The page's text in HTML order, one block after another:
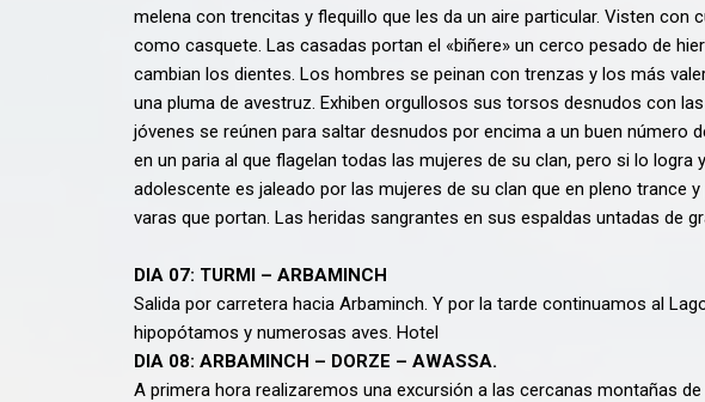
melena con trencitas y flequillo que les da un aire particular. Visten
como casquete. Las casadas portan el «biñere» un cerco pesado de
cambian los dientes. Los hombres se peinan con trenzas y los más
una pluma de avestruz. Exhiben orgullosos sus torsos desnudos con
jóvenes se reúnen para saltar desnudos por encima a un buen número
en un paria al que flagelan todas las mujeres de su clan, pero si lo
adolescente es jaleado por las mujeres de su clan que en pleno trance
varas que portan. Las heridas sangrantes en sus espaldas untadas de
DIA 07: TURMI – ARBAMINCH
Salida por carretera hacia Arbaminch. Y por la tarde continuamos al
hipopótamos y numerosas aves. Hotel
DIA 08: ARBAMINCH – DORZE – AWASSA.
A primera hora realizaremos una excursión a las cercanas montañas